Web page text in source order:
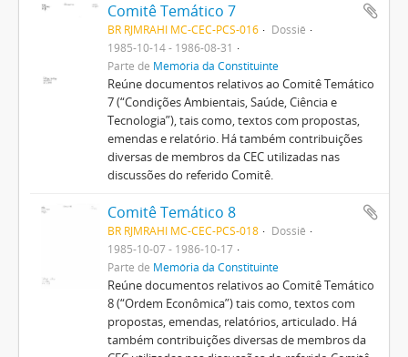
Comitê Temático 7
BR RJMRAHI MC-CEC-PCS-016
Dossiê
1985-10-14 - 1986-08-31
Parte de Memória da Constituinte
Reúne documentos relativos ao Comitê Temático
7 (“Condições Ambientais, Saúde, Ciência e
Tecnologia”), tais como, textos com propostas,
emendas e relatório. Há também contribuições
diversas de membros da CEC utilizadas nas
discussões do referido Comitê.
Comitê Temático 8
BR RJMRAHI MC-CEC-PCS-018
Dossiê
1985-10-07 - 1986-10-17
Parte de Memória da Constituinte
Reúne documentos relativos ao Comitê Temático
8 (“Ordem Econômica”) tais como, textos com
propostas, emendas, relatórios, articulado. Há
também contribuições diversas de membros da